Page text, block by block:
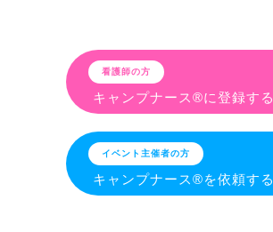
看護師の方
キャンプナース®に登録する
イベント主催者の方
キャンプナース®を依頼する